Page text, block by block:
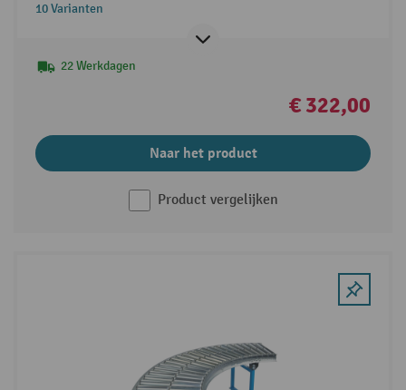
10 Varianten
22 Werkdagen
€ 322,00
Naar het product
Product vergelijken